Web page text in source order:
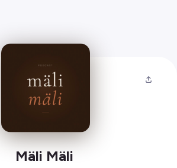
Mäli Mäli